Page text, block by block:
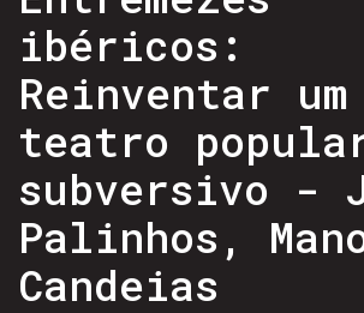
ibéricos:
Reinventar um
teatro
subversivo -
Palinhos,
Candeias